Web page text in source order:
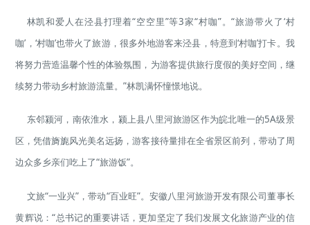
林凯和爱人在泾县打理着“空空里”等3家“村咖”。“旅游带火了‘村
咖’，‘村咖’也带火了旅游，很多外地游客来泾县，特意到‘村咖’打卡。我
将努力营造温馨个性的体验氛围，为游客提供旅行度假的美好空间，继
续努力带动乡村旅游流量。”林凯满怀憧憬地说。
东邻颍河，南依淮水，颍上县八里河旅游区作为皖北唯一的5A级景
区，凭借旖旎风光美名远扬，游客接待量排在全省景区前列，带动了周
边众多乡亲们吃上了“旅游饭”。
文旅“一业兴”，带动“百业旺”。安徽八里河旅游开发有限公司董事长
黄辉说：“总书记的重要讲话，更加坚定了我们发展文化旅游产业的信